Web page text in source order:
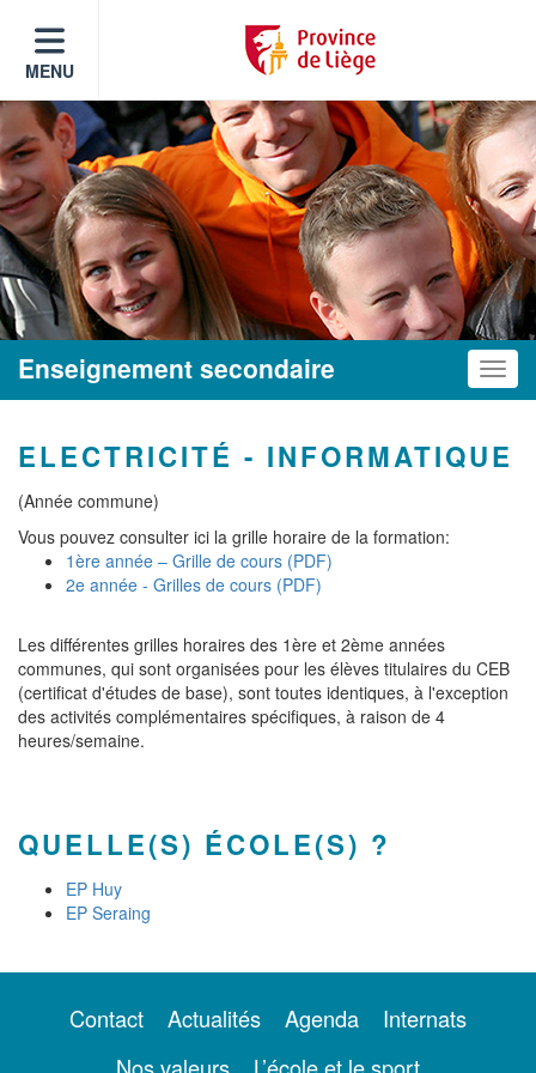
MENU
Enseignement secondaire
ELECTRICITÉ - INFORMATIQUE
(Année commune)
Vous pouvez consulter ici la grille horaire de la formation:
1ère année – Grille de cours (PDF)
2e année - Grilles de cours (PDF)
Les différentes grilles horaires des 1ère et 2ème années
communes, qui sont organisées pour les élèves titulaires du CEB
(certificat d'études de base), sont toutes identiques, à l'exception
des activités complémentaires spécifiques, à raison de 4
heures/semaine.
QUELLE(S) ÉCOLE(S) ?
EP Huy
EP Seraing
Contact Actualités Agenda
Internats